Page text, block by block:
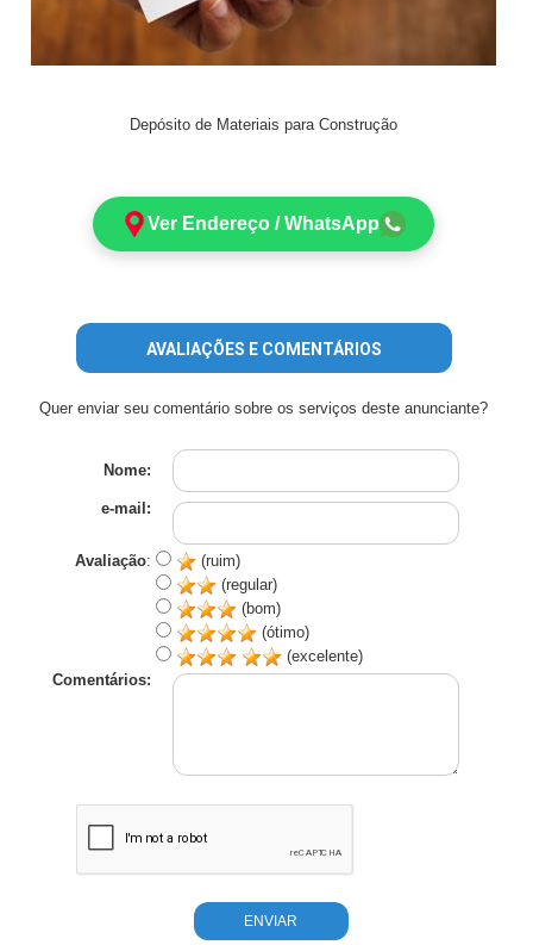
Depósito de Materiais para Construção
Ver Endereço / WhatsApp
AVALIAÇÕES E COMENTÁRIOS
Quer enviar seu comentário sobre os serviços deste anunciante?
Nome:
e-mail:
Avaliação:
(ruim)
(regular)
(bom)
(ótimo)
(excelente)
Comentários: